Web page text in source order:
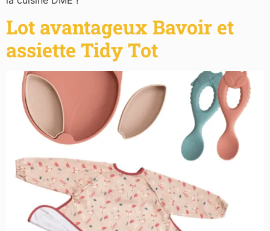
Lot avantageux Bavoir et
assiette Tidy Tot